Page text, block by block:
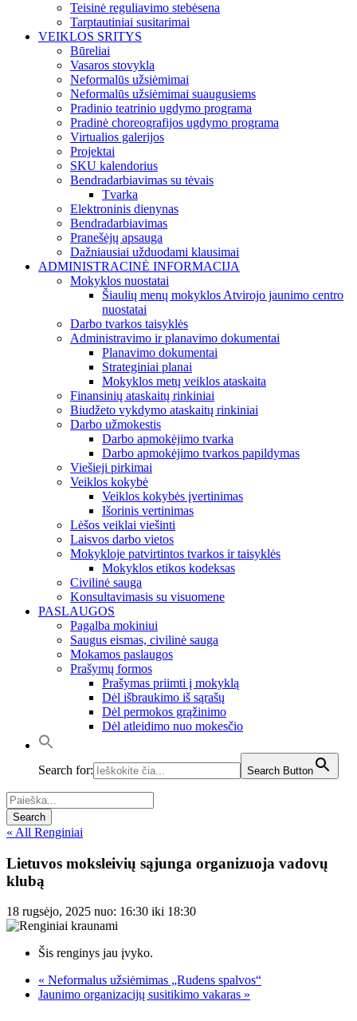
Teisinė reguliavimo stebėsena
Tarptautiniai susitarimai
VEIKLOS SRITYS
Būreliai
Vasaros stovykla
Neformalūs užsiėmimai
Neformalūs užsiėmimai suaugusiems
Pradinio teatrinio ugdymo programa
Pradinė choreografijos ugdymo programa
Virtualios galerijos
Projektai
SKU kalendorius
Bendradarbiavimas su tėvais
Tvarka
Elektroninis dienynas
Bendradarbiavimas
Pranešėjų apsauga
Dažniausiai užduodami klausimai
ADMINISTRACINĖ INFORMACIJA
Mokyklos nuostatai
Šiaulių menų mokyklos Atvirojo jaunimo centro
nuostatai
Darbo tvarkos taisyklės
Administravimo ir planavimo dokumentai
Planavimo dokumentai
Strateginiai planai
Mokyklos metų veiklos ataskaita
Finansinių ataskaitų rinkiniai
Biudžeto vykdymo ataskaitų rinkiniai
Darbo užmokestis
Darbo apmokėjimo tvarka
Darbo apmokėjimo tvarkos papildymas
Viešieji pirkimai
Veiklos kokybė
Veiklos kokybės įvertinimas
Išorinis vertinimas
Lėšos veiklai viešinti
Laisvos darbo vietos
Mokykloje patvirtintos tvarkos ir taisyklės
Mokyklos etikos kodeksas
Civilinė sauga
Konsultavimasis su visuomene
PASLAUGOS
Pagalba mokiniui
Saugus eismas, civilinė sauga
Mokamos paslaugos
Prašymų formos
Prašymas priimti į mokyklą
Dėl išbraukimo iš sąrašų
Dėl permokos grąžinimo
Dėl atleidimo nuo mokesčio
Search for: Search Button
« All Renginiai
Lietuvos moksleivių sąjunga organizuoja vadovų
klubą
18 rugsėjo, 2025 nuo: 16:30 iki 18:30
Šis renginys jau įvyko.
« Neformalus užsiėmimas „Rudens spalvos“
Jaunimo organizacijų susitikimo vakaras »